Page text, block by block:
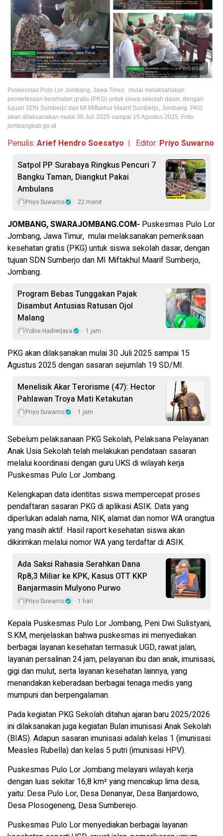
Perbesar
Puskesmas Pulo Lor Jombang, Jawa Timur, mulai melaksanakan
pemeriksaan kesehatan gratis (PKG) untuk siswa sekolah dasar, dengan
tujuan SDN Sumberjo dan MI Miftakhul Maarif Sumberjo, Jombang. PKG
akan dilaksanakan mulai 30 Juli 2025 sampai 15 Agustus 2025. Foto:
jombangkab.go.id
Penulis: Arief Hendro Soesatyo | Editor: Priyo Suwarno
Satpol PP Surabaya Ringkus Pencuri 7
Bangku Taman, Diangkut Pakai
Ambulans
Priyo Suwarno 22 menit
JOMBANG, SWARAJOMBANG.COM- Puskesmas Pulo Lor
Jombang, Jawa Timur, mulai melaksanakan pemeriksaan
kesehatan gratis (PKG) untuk siswa sekolah dasar, dengan
tujuan SDN Sumberjo dan MI Miftakhul Maarif Sumberjo,
Jombang.
Program Bebas Tunggakan Pajak
Disambut Antusias Ratusan Ojol
Malang
Yobie Hadiwijaya 1 jam
PKG akan dilaksanakan mulai 30 Juli 2025 sampai 15
Agustus 2025 dengan sasaran sejumlah 19 SD/MI.
Menelisik Akar Terorisme (47): Hector
Pahlawan Troya Mati Ketakutan
Priyo Suwarno 1 jam
Sebelum pelaksanaan PKG Sekolah, Pelaksana Pelayanan
Anak Usia Sekolah telah melakukan pendataan sasaran
melalui koordinasi dengan guru UKS di wilayah kerja
Puskesmas Pulo Lor Jombang.
Kelengkapan data identitas siswa mempercepat proses
pendaftaran sasaran PKG di aplikasi ASIK. Data yang
diperlukan adalah nama, NIK, alamat dan nomor WA orangtua
yang masih aktif. Hasil raport kesehatan siswa akan
dikirimkan melalui nomor WA yang terdaftar di ASIK.
Ada Saksi Rahasia Serahkan Dana
Rp8,3 Miliar ke KPK, Kasus OTT KKP
Banjarmasin Mulyono Purwo
Priyo Suwarno 1 hari
Kepala Puskesmas Pulo Lor Jombang, Peni Dwi Sulistyani,
S.KM, menjelaskan bahwa puskesmas ini menyediakan
berbagai layanan kesehatan termasuk UGD, rawat jalan,
layanan persalinan 24 jam, pelayanan ibu dan anak, imunisasi,
gigi dan mulut, serta layanan kesehatan lainnya, yang
menandakan keberadaan berbagai tenaga medis yang
mumpuni dan berpengalaman.
Pada kegiatan PKG Sekolah ditahun ajaran baru 2025/2026
ini dilaksanakan juga kegiatan Bulan imunisasi Anak Sekolah
(BIAS). Adapun sasaran imunisasi adalah kelas 1 (imunisasi
Measles Rubella) dan kelas 5 putri (imunisasi HPV).
Puskesmas Pulo Lor Jombang melayani wilayah kerja
dengan luas sekitar 16,8 km² yang mencakup lima desa,
yaitu: Desa Pulo Lor, Desa Denanyar, Desa Banjardowo,
Desa Plosogeneng, Desa Sumberejo.
Puskesmas Pulo Lor menyediakan berbagai layanan